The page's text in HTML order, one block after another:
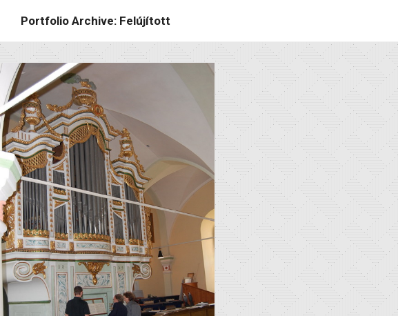
Portfolio Archive: Felújított